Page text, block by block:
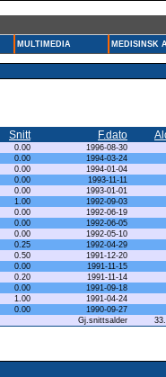
MULTIMEDIA
MEDISINSK
Snitt F.dato
0.00 1996-08-30
0.00 1994-03-24
0.00 1994-01-04
0.00 1993-11-11
0.00 1993-01-01
1.00 1992-09-03
0.00 1992-06-19
0.00 1992-06-05
0.00 1992-05-10
0.25 1992-04-29
0.50 1991-12-20
0.00 1991-11-15
0.20 1991-11-14
0.00 1991-09-18
1.00 1991-04-24
0.00 1990-09-27
Gj.snittsalder